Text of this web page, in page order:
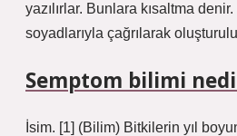
yazılırlar. Bunlara kısaltma
soyadlarıyla çağrılarak
Semptom bilimi
İsim. [1] (Bilim) Bitkilerin yıl